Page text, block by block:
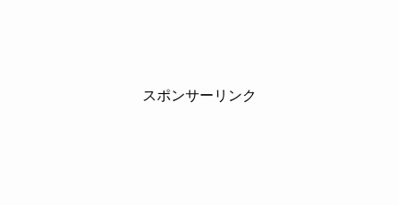
スポンサーリンク